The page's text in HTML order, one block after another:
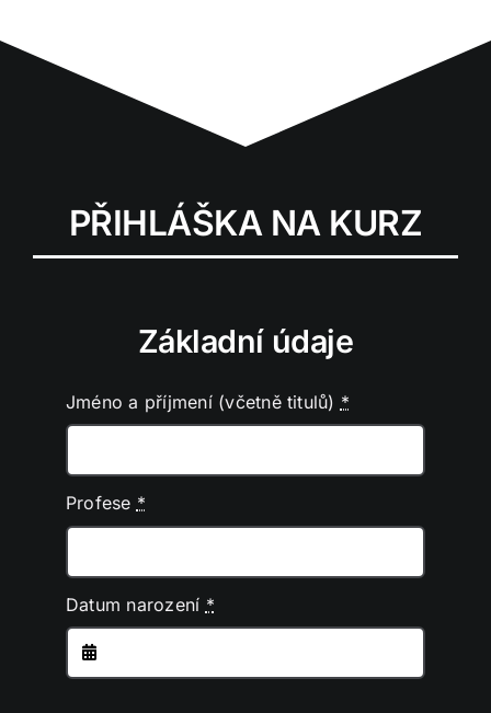
PŘIHLÁŠKA NA KURZ
Základní údaje
Jméno a příjmení (včetně titulů) *
Profese *
Datum narození *